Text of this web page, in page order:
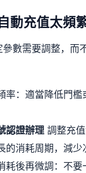
動充值太頻
數需要調整，而
率：適當降低門
認證辦理調整充
的消耗周期，減少
耗後再微調：不